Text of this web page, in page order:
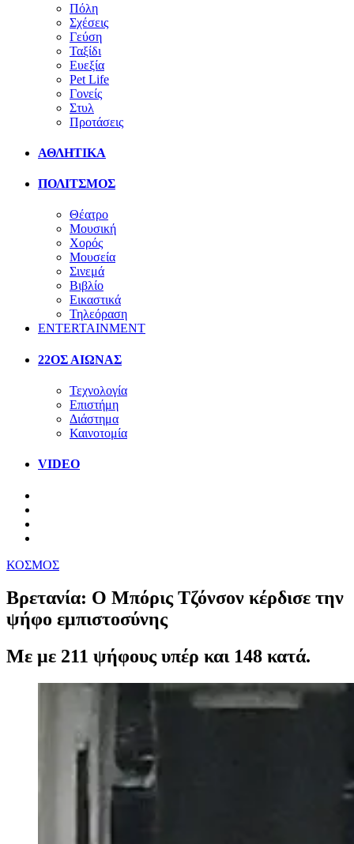
Πόλη
Σχέσεις
Γεύση
Ταξίδι
Ευεξία
Pet Life
Γονείς
Στυλ
Προτάσεις
ΑΘΛΗΤΙΚΑ
ΠΟΛΙΤΣΜΟΣ
Θέατρο
Μουσική
Χορός
Μουσεία
Σινεμά
Βιβλίο
Εικαστικά
Τηλεόραση
ENTERTAINMENT
22ΟΣ ΑΙΩΝΑΣ
Τεχνολογία
Επιστήμη
Διάστημα
Καινοτομία
VIDEO
ΚΟΣΜΟΣ
Βρετανία: Ο Μπόρις Τζόνσον κέρδισε την
ψήφο εμπιστοσύνης
Με με 211 ψήφους υπέρ και 148 κατά.